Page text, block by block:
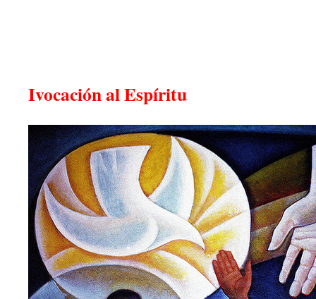
Ivocación al Espíritu